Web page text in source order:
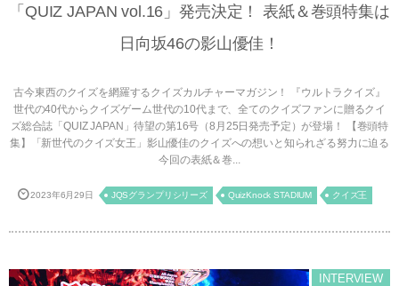
「QUIZ JAPAN vol.16」発売決定！ 表紙＆巻頭特集は
日向坂46の影山優佳！
古今東西のクイズを網羅するクイズカルチャーマガジン！ 『ウルトラクイズ』
世代の40代からクイズゲーム世代の10代まで、全てのクイズファンに贈るクイ
ズ総合誌「QUIZ JAPAN」待望の第16号（8月25日発売予定）が登場！ 【巻頭特
集】「新世代のクイズ女王」影山優佳のクイズへの想いと知られざる努力に迫る
今回の表紙＆巻...
2023年6月29日 JQSグランプリシリーズ QuizKnock STADIUM クイズ王
INTERVIEW